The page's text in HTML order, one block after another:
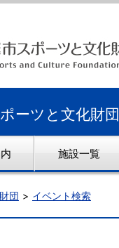
ーツと文化財団
施設一覧
団 イベント検索